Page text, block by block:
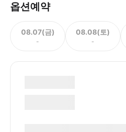
옵션예약
08.07(금)
-
08.08(토)
-